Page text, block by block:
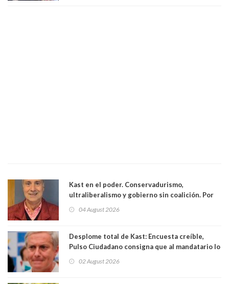
Kast en el poder. Conservadurismo,
ultraliberalismo y gobierno sin coalición. Por
04 August 2026
Desplome total de Kast: Encuesta creíble,
Pulso Ciudadano consigna que al mandatario lo
sacó en primera vuelta. Rechazo es de 58.9% y
02 August 2026